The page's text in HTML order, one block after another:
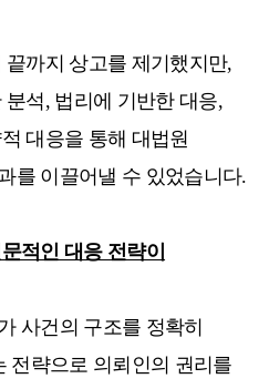
까지 상고를 제기했지만,
석, 법리에 기반한 대응,
대응을 통해 대법원
를 이끌어낼 수 있었습니다.
적인 대응 전략이
사건의 구조를 정확히
전략으로 의뢰인의 권리를